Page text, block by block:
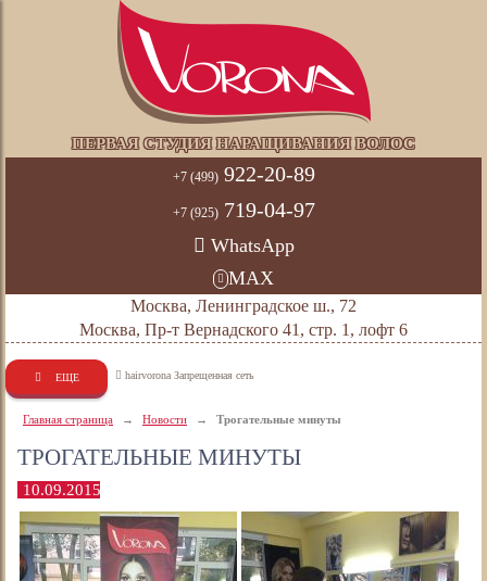
ПЕРВАЯ СТУДИЯ НАРАЩИВАНИЯ ВОЛОС
+7 (499) 922-20-89
+7 (925) 719-04-97
WhatsApp
MAX
Москва, Ленинградское ш., 72
Москва, Пр-т Вернадского 41, стр. 1, лофт 6
ЕЩЕ hairvorona Запрещенная сеть
Главная страница → Новости → Трогательные минуты
ТРОГАТЕЛЬНЫЕ МИНУТЫ
10.09.2015